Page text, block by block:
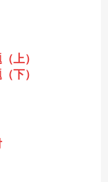
上）
下）